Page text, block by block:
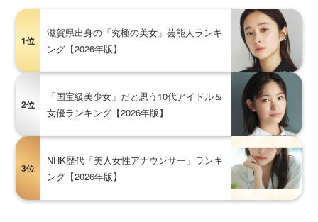
1位
滋賀県出身の「究極の美女」芸能人ランキ
ング【2026年版】
2位
「国宝級美少女」だと思う10代アイドル＆
女優ランキング【2026年版】
3位
NHK歴代「美人女性アナウンサー」ランキ
ング【2026年版】